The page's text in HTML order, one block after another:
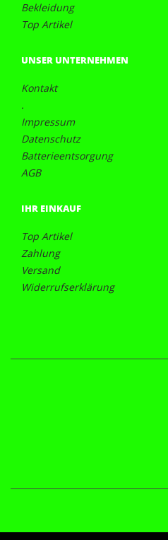
Bekleidung
Top Artikel
UNSER UNTERNEHMEN
Kontakt
.
Impressum
Datenschutz
Batterieentsorgung
AGB
IHR EINKAUF
Top Artikel
Zahlung
Versand
Widerrufserklärung